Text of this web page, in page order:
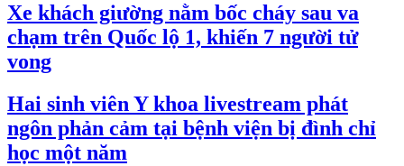
Xe khách giường nằm bốc cháy sau va
chạm trên Quốc lộ 1, khiến 7 người tử
vong
Hai sinh viên Y khoa livestream phát
ngôn phản cảm tại bệnh viện bị đình chỉ
học một năm